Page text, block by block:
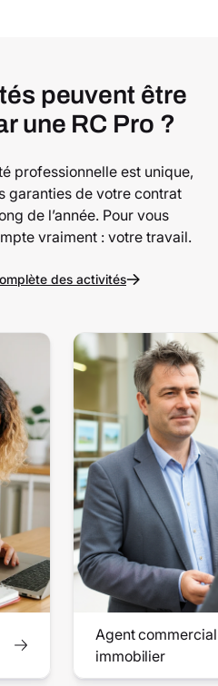
peuvent être
une RC Pro ?
professionnelle est unique,
garanties de votre contrat
de l’année. Pour vous
vraiment : votre travail.
des activités
Agent commercial
immobilier